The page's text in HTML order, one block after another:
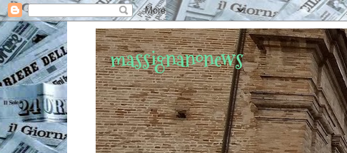
massignanonews